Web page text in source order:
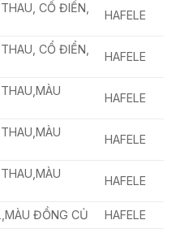
CỔ ĐIỂN,
HAFELE
CỔ ĐIỂN,
HAFELE
HAFELE
HAFELE
HAFELE
ĐỒNG CỦ
HAFELE